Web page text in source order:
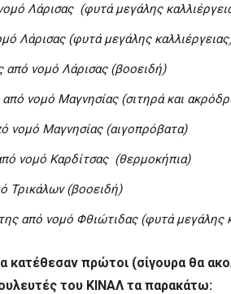
Λάρισας (φυτά μεγάλης
Λάρισας (φυτά μεγάλης
από νομό Λάρισας (βοοειδή)
νομό Μαγνησίας (σιτηρά και
νομό Μαγνησίας (αιγοπρόβατα)
νομό Καρδίτσας (θερμοκήπια)
Τρικάλων (βοοειδή)
από νομό Φθιώτιδας (φυτά μεγάλης
κατέθεσαν πρώτοι (σίγουρα θα
του ΚΙΝΑΛ τα παρακάτω: